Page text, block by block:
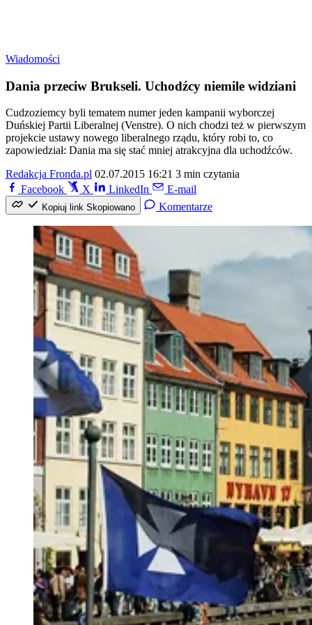
Wiadomości
Dania przeciw Brukseli. Uchodźcy niemile widziani
Cudzoziemcy byli tematem numer jeden kampanii wyborczej
Duńskiej Partii Liberalnej (Venstre). O nich chodzi też w pierwszym
projekcie ustawy nowego liberalnego rządu, który robi to, co
zapowiedział: Dania ma się stać mniej atrakcyjna dla uchodźców.
Redakcja Fronda.pl 02.07.2015 16:21 3 min czytania
Facebook
X LinkedIn E-mail
Kopiuj link Skopiowano Komentarze